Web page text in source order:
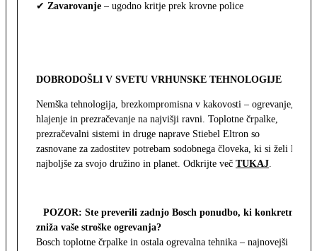
✔ Zavarovanje – ugodno kritje prek krovne police
DOBRODOŠLI V SVETU VRHUNSKE TEHNOLOGIJE
Nemška tehnologija, brezkompromisna v kakovosti – ogrevanje,
hlajenje in prezračevanje na najvišji ravni. Toplotne črpalke,
prezračevalni sistemi in druge naprave Stiebel Eltron so
zasnovane za zadostitev potrebam sodobnega človeka, ki si želi le
najboljše za svojo družino in planet. Odkrijte več TUKAJ.
POZOR: Ste preverili zadnjo Bosch ponudbo, ki konkretno
zniža vaše stroške ogrevanja?
Bosch toplotne črpalke in ostala ogrevalna tehnika – najnovejši